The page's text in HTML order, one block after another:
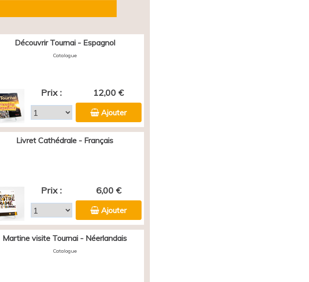
Découvrir Tournai - Espagnol
Catalogue
Prix : 12,00 €
Ajouter
Livret Cathédrale - Français
Prix : 6,00 €
Ajouter
Martine visite Tournai - Néerlandais
Catalogue